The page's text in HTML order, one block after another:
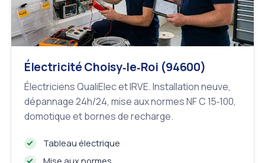
Électricité Choisy‑le‑Roi (94600)
Électriciens QualiElec et IRVE. Installation neuve,
dépannage 24h/24, mise aux normes NF C 15‑100,
domotique et bornes de recharge.
Tableau électrique